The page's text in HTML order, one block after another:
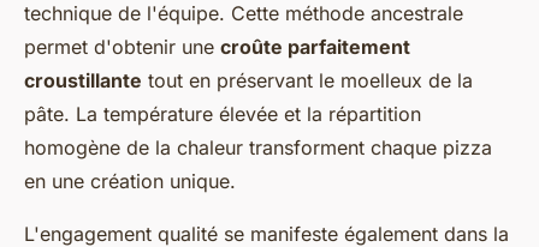
technique de l'équipe. Cette méthode ancestrale
permet d'obtenir une croûte parfaitement
croustillante tout en préservant le moelleux de la
pâte. La température élevée et la répartition
homogène de la chaleur transforment chaque pizza
en une création unique.
L'engagement qualité se manifeste également dans la